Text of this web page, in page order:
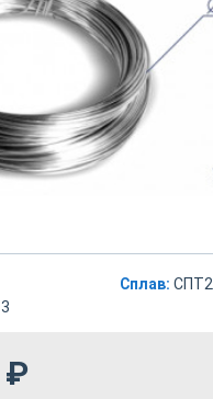
3
Сплав: СПТ2
₽